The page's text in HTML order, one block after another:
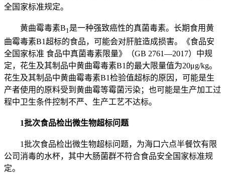
全国家标准规定。
黄曲霉毒素B1是一种强致癌性的真菌毒素。长期食用黄
曲霉毒素B1超标的食品，可能会对肝脏造成损害。《食品安
全国家标准 食品中真菌毒素限量》（GB 2761—2017）中规
定，花生及其制品中黄曲霉毒素B1的最大限量值为20μg/kg。
花生及其制品中黄曲霉毒素B1检验值超标的原因，可能是生
产者使用的原料受到黄曲霉等霉菌污染；也可能是生产加工过
程中卫生条件控制不严、生产工艺不达标。
1批次食品检出微生物超标问题
1批次食品检出微生物超标问题，为海口六点半餐饮有限
公司消毒的水杯，其中大肠菌群不符合食品安全国家标准规
定。